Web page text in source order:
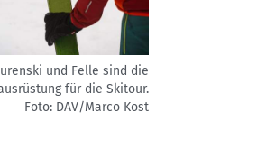
und Felle sind die
für die Skitour.
Foto: DAV/Marco Kost